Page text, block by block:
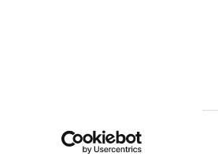
© Copyright 2016 - 2026